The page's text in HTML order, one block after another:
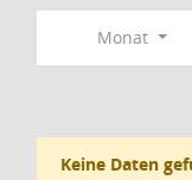
Monat
Keine Daten